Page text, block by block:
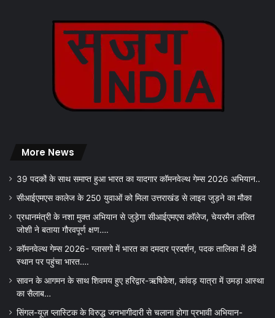
More News
39 पदकों के साथ समाप्त हुआ भारत का यादगार कॉमनवेल्थ गेम्स 2026 अभियान..
सीआईएमएस कालेज के 250 युवाओं को मिला उत्तराखंड से लाइव जुड़ने का मौका
प्रधानमंत्री के नशा मुक्त अभियान से जुड़ेगा सीआईएमएस कॉलेज, चेयरमैन ललित
जोशी ने बताया गौरवपूर्ण क्षण….
कॉमनवेल्थ गेम्स 2026- ग्लासगो में भारत का दमदार प्रदर्शन, पदक तालिका में 8वें
स्थान पर पहुंचा भारत….
सावन के आगमन के साथ शिवमय हुए हरिद्वार-ऋषिकेश, कांवड़ यात्रा में उमड़ा आस्था
का सैलाब…
सिंगल-यूज़ प्लास्टिक के विरुद्ध जनभागीदारी से चलाना होगा प्रभावी अभियान-